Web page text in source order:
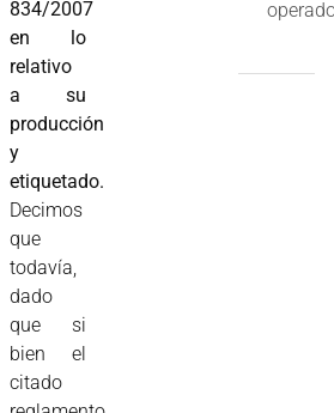
834/2007
en lo
relativo
a su
producción
y
etiquetado.
Decimos
que
todavía,
dado
que si
bien el
citado